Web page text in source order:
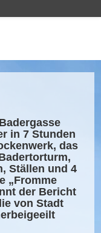
in 7 Stunden
das
Ställen und 4
„Fromme
der Bericht
von Stadt